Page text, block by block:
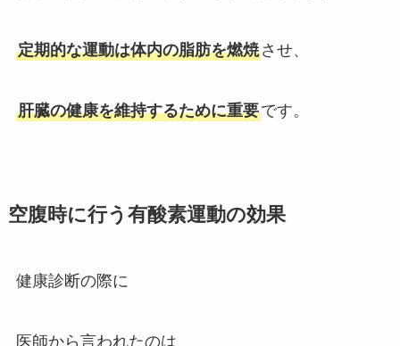
定期的な運動は体内の脂肪を燃焼させ、
肝臓の健康を維持するために重要です。
空腹時に行う有酸素運動の効果
健康診断の際に
医師から言われたのは